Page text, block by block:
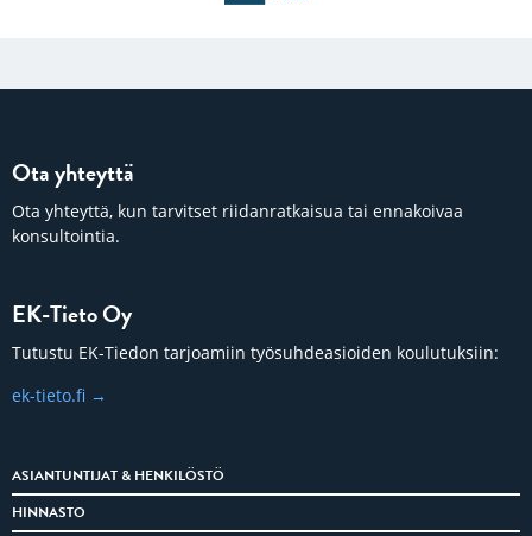
Ota yhteyttä
Ota yhteyttä, kun tarvitset riidanratkaisua tai ennakoivaa
konsultointia.
EK-Tieto Oy
Tutustu EK-Tiedon tarjoamiin työsuhdeasioiden koulutuksiin:
ek-tieto.fi
ASIANTUNTIJAT & HENKILÖSTÖ
HINNASTO